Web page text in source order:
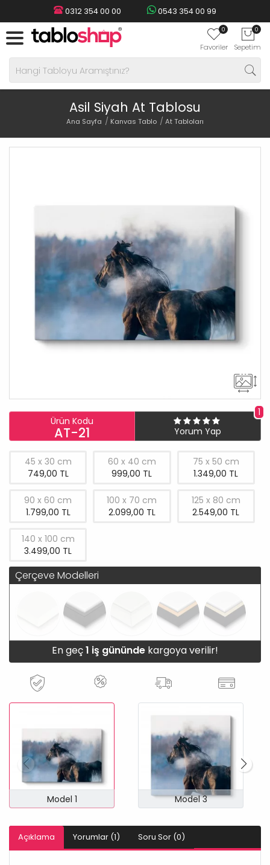
0312 354 00 00 0543 354 00 99
0
Favoriler
0
Sepetim
Asil Siyah At Tablosu
Ana Sayfa Kanvas Tablo At Tabloları
Ürün Kodu
AT-21
1
Yorum Yap
45 x 30 cm
749,00 TL
60 x 40 cm
999,00 TL
75 x 50 cm
1.349,00 TL
90 x 60 cm
1.799,00 TL
100 x 70 cm
2.099,00 TL
125 x 80 cm
2.549,00 TL
140 x 100 cm
3.499,00 TL
Çerçeve Modelleri
En geç1 iş gününde kargoya verilir!
Model 1 Model 3
Açıklama Yorumlar (1) Soru Sor (0)